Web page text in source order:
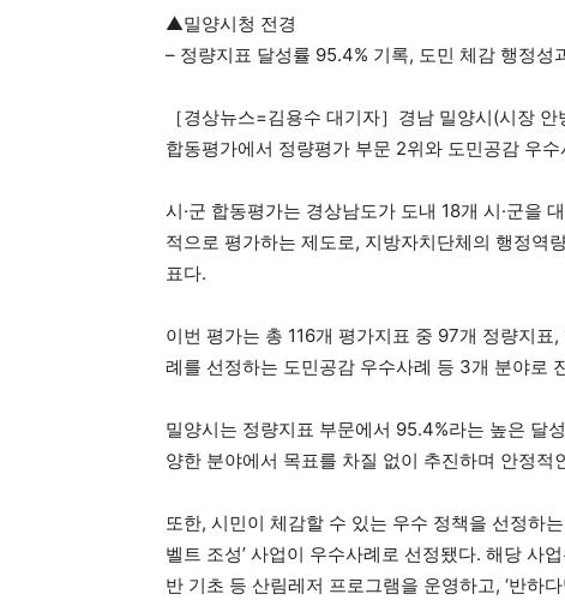
▲밀양시청 전경
– 정량지표 달성률 95.4% 기록, 도민 체감 행정성
［경상뉴스=김용수 대기자］경남 밀양시(시장
합동평가에서 정량평가 부문 2위와 도민공감 우
시·군 합동평가는 경상남도가 도내 18개 시·군을
적으로 평가하는 제도로, 지방자치단체의 행정역
표다.
이번 평가는 총 116개 평가지표 중 97개 정량지
례를 선정하는 도민공감 우수사례 등 3개 분야로
밀양시는 정량지표 부문에서 95.4%라는 높은 달
양한 분야에서 목표를 차질 없이 추진하며 안정
또한, 시민이 체감할 수 있는 우수 정책을 선정하
벨트 조성’ 사업이 우수사례로 선정됐다. 해당 사
반 기초 등 산림레저 프로그램을 운영하고, ‘반하